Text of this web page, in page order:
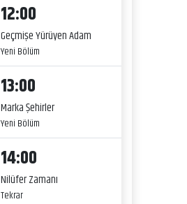
12:00
Geçmişe Yürüyen Adam
Yeni Bölüm
13:00
Marka Şehirler
Yeni Bölüm
14:00
Nilüfer Zamanı
Tekrar